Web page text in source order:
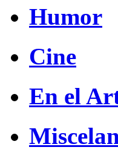
Humor
Cine
En el